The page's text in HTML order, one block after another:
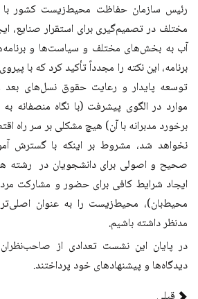
رئیس سازمان حفاظت محیط‌زیست کشور
مختلف در تصمیم‌گیری برای استقرار
آب به بخش‌های مختلف و سیاست‌ها و
برنامه، این نکته را مجدداً تأکید کرد که با
توسعه پایدار و رعایت حقوق نسل‌های بعد
موارد در الگوی پیشرفت (با نگاه
برخورد مدبرانه با آن) هیچ مشکلی بر سر راه
نخواهد شد، مشروط بر اینکه با گسترش
صحیح و اصولی برای دانشجویان در رشته
ایجاد شرایط کافی برای حضور و مشارکت
محیط‌بان)، محیط‌زیست را به عنوان
مدنظر داشته باشیم.
در پایان این نشست تعدادی از
دیدگاه‌ها و پیشنهادهای خود پرداختند.